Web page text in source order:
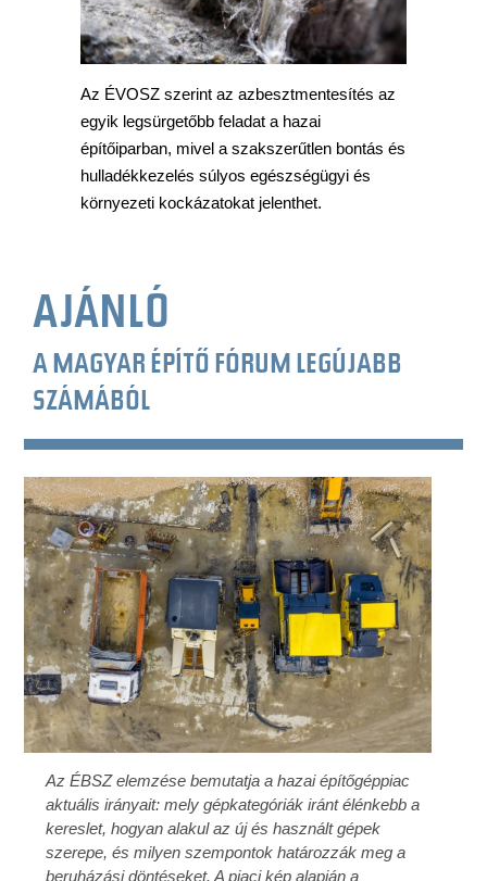
Az ÉVOSZ szerint az azbesztmentesítés az
egyik legsürgetőbb feladat a hazai
építőiparban, mivel a szakszerűtlen bontás és
hulladékkezelés súlyos egészségügyi és
környezeti kockázatokat jelenthet.
AJÁNLÓ
A MAGYAR ÉPÍTŐ FÓRUM LEGÚJABB
SZÁMÁBÓL
Az ÉBSZ elemzése bemutatja a hazai építőgéppiac
aktuális irányait: mely gépkategóriák iránt élénkebb a
kereslet, hogyan alakul az új és használt gépek
szerepe, és milyen szempontok határozzák meg a
beruházási döntéseket. A piaci kép alapján a